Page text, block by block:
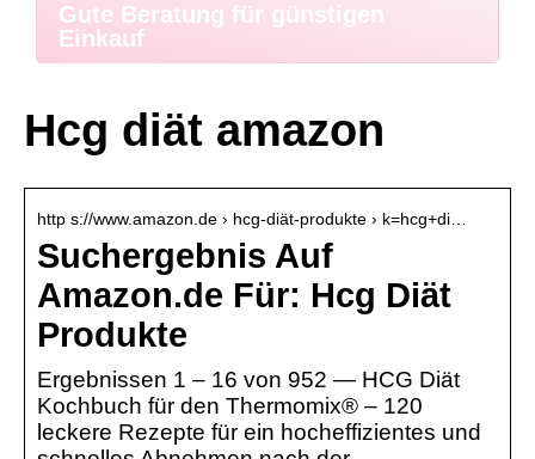
Gute Beratung für günstigen
Einkauf
Hcg diät amazon
http s://www.amazon.de › hcg-diät-produkte › k=hcg+di…
Suchergebnis Auf
Amazon.de Für: Hcg Diät
Produkte
Ergebnissen 1 – 16 von 952 — HCG Diät
Kochbuch für den Thermomix® – 120
leckere Rezepte für ein hocheffizientes und